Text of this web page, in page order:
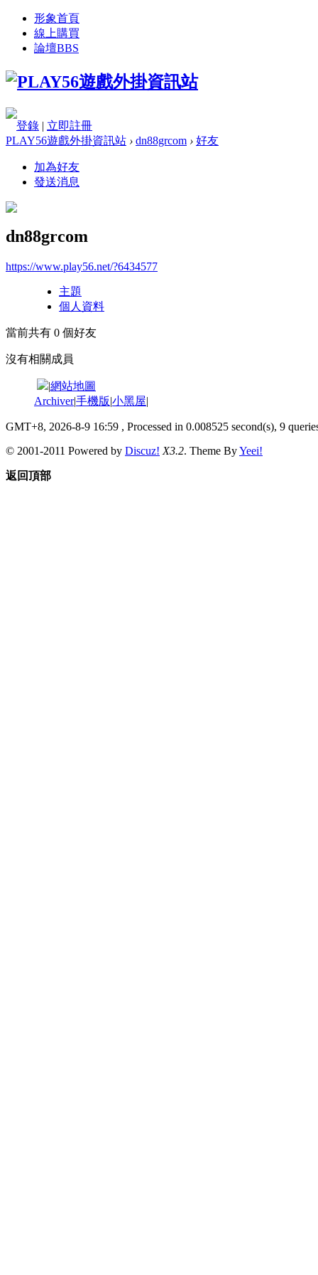
形象首頁
線上購買
論壇BBS
登錄 | 立即註冊
PLAY56遊戲外掛資訊站 › dn88grcom › 好友
加為好友
發送消息
dn88grcom
https://www.play56.net/?6434577
主題
個人資料
當前共有 0 個好友
沒有相關成員
|網站地圖
Archiver|手機版|小黑屋|
GMT+8, 2026-8-9 16:59 , Processed in 0.008525 second(s), 9
© 2001-2011 Powered by Discuz! X3.2. Theme ByYeei!
返回頂部